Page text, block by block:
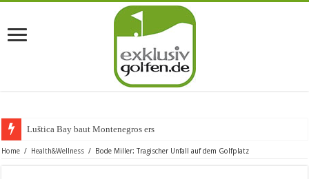
Luštica Bay baut Montenegros erste Golf-
Home / Health&Wellness / Bode Miller: Tragischer Unfall auf dem Golfplatz